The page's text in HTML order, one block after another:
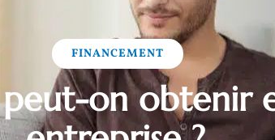
FINANCEMENT
on obtenir